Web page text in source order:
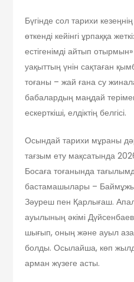
Бүгінде сол тарихи
өткенді кейінгі ұрпаққа
естігенімді айтып
уақыттың үнін сақтаған
тоғаны – жай ғана су
бабалардың маңдай
ескерткіші, елдіктің белгісі.
Осындай тарихи мұраны
тағзым ету мақсатында
Босаға тоғанында
бастамашылары –
Зәуреш пен Қарлығаш.
ауылының әкімі
шығып, оның және ауыл
болды. Осылайша, көп
арман жүзеге асты.